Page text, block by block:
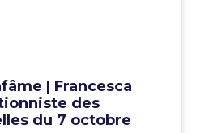
| Francesca
des
du 7 octobre